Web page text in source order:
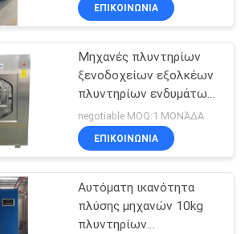
51
ΕΠΙΚΟΙΝΩΝΊΑ
Μηχανές πλυντηρίων
ξενοδοχείων εξολκέων
πλυντηρίων ενδυμάτων/
εξοπλισμός 50kg/time
με το CE εγκεκριμένο
negotiable MOQ:1 ΜΟΝΆΔΑ
ΕΠΙΚΟΙΝΩΝΊΑ
Αυτόματη ικανότητα
πλύσης μηχανών 10kg
πλυντηρίων